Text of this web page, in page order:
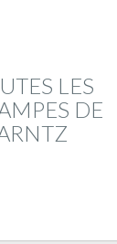
LES
DE